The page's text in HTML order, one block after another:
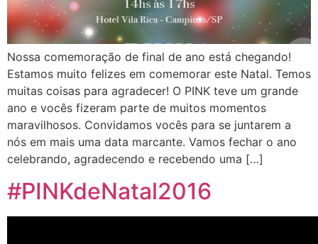
Nossa comemoração de final de ano está chegando!
Estamos muito felizes em comemorar este Natal. Temos
muitas coisas para agradecer! O PINK teve um grande
ano e vocês fizeram parte de muitos momentos
maravilhosos. Convidamos vocês para se juntarem a
nós em mais uma data marcante. Vamos fechar o ano
celebrando, agradecendo e recebendo uma […]
#PINKdeNatal2016